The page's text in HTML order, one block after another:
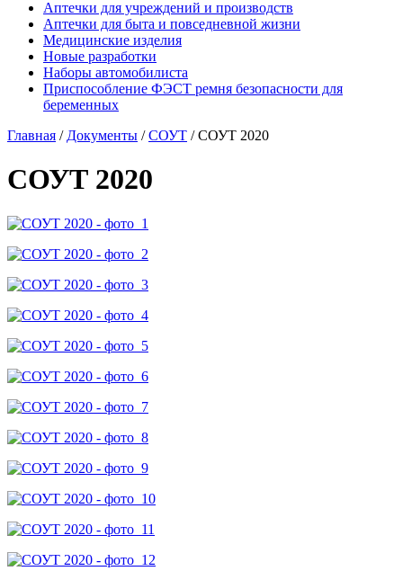
Аптечки для учреждений и производств
Аптечки для быта и повседневной жизни
Медицинские изделия
Новые разработки
Наборы автомобилиста
Приспособление ФЭСТ ремня безопасности для
беременных
Главная / Документы / СОУТ / СОУТ 2020
СОУТ 2020